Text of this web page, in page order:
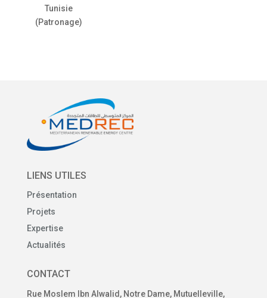
Tunisie
(Patronage)
LIENS UTILES
Présentation
Projets
Expertise
Actualités
CONTACT
Rue Moslem Ibn Alwalid, Notre Dame, Mutuelleville,